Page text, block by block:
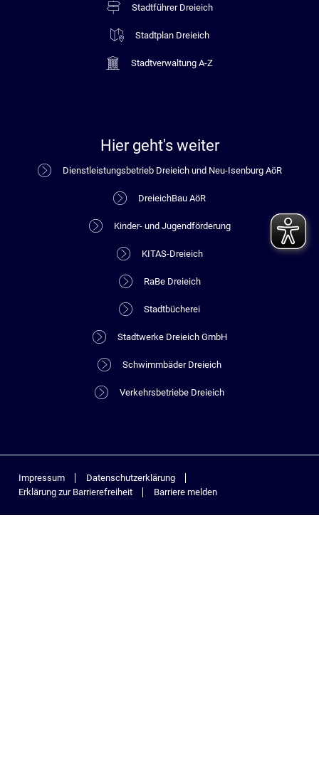
Stadtführer Dreieich
Stadtplan Dreieich
Stadtverwaltung A-Z
Hier geht's weiter
Dienstleistungsbetrieb Dreieich und Neu-Isenburg AöR
DreieichBau AöR
Kinder- und Jugendförderung
KITAS-Dreieich
RaBe Dreieich
Stadtbücherei
Stadtwerke Dreieich GmbH
Schwimmbäder Dreieich
Verkehrsbetriebe Dreieich
Impressum
Datenschutzerklärung
Erklärung zur Barrierefreiheit
Barriere melden